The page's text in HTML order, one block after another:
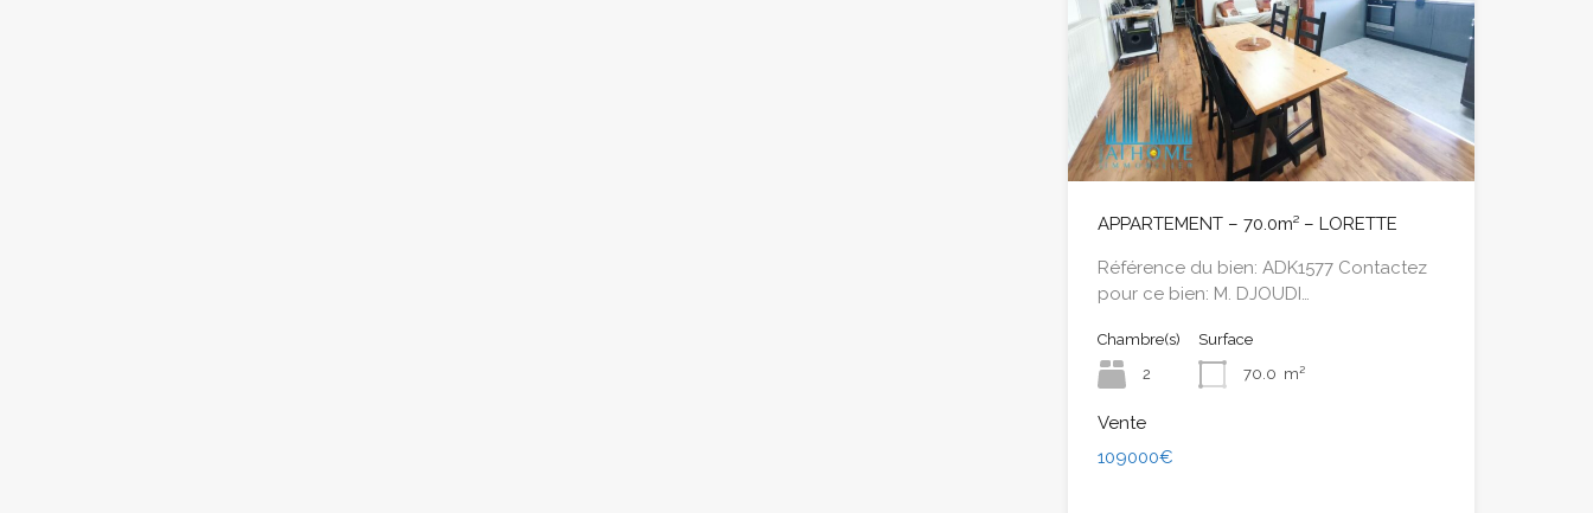
APPARTEMENT – 70.0m² – LORETTE
Référence du bien: ADK1577 Contactez
pour ce bien: M. DJOUDI…
Chambre(s)
2
Surface
70.0 m²
Vente
109000€